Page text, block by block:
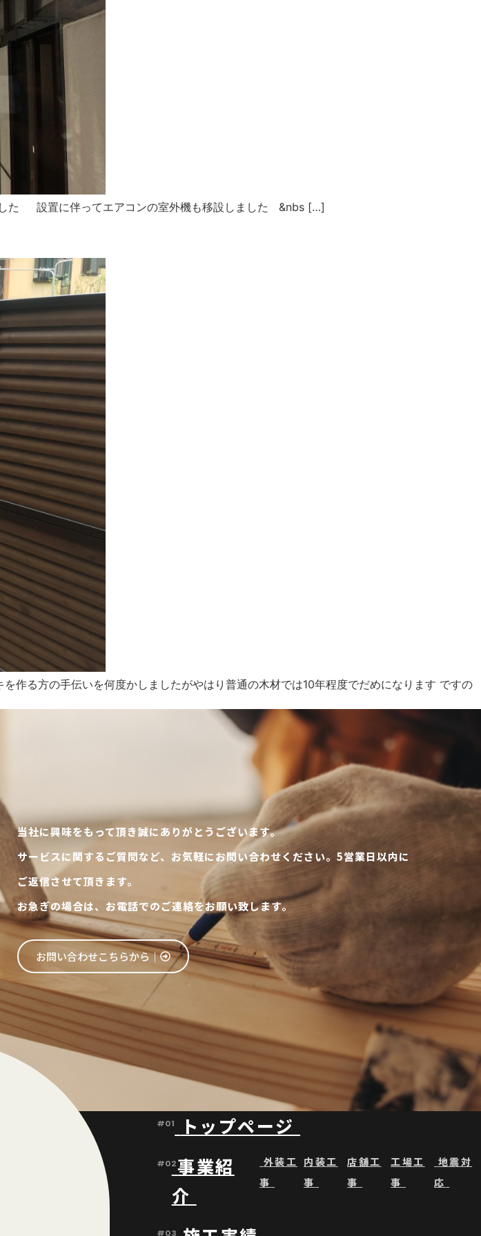
た 設置に伴ってエアコンの室外機も移設しました &nbs […]
る方の手伝いを何度かしましたがやはり普通の木材では10年程度でだめになります ですの
当社に興味をもって頂き誠にありがとうございます。
サービスに関するご質問など、お気軽にお問い合わせください。5営業日以内に
ご返信させて頂きます。
お急ぎの場合は、お電話でのご連絡をお願い致します。
お問い合わせこちらから│
#01 トップページ
#02事業紹
介
外装工
事
内装工
事
店舗工
事
工場工
事
地震対
応
#03